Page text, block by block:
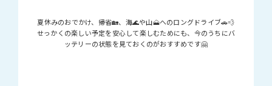
夏休みのおでかけ、帰省🏡、海🌊や山🗻へのロングドライブ🚗💨
せっかくの楽しい予定を安心して楽しむためにも、今のうちにバ
ッテリーの状態を見ておくのがおすすめです🤗